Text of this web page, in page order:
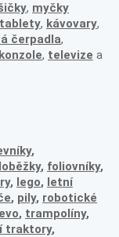
, myčky
tablety, kávovary,
čerpadla,
, televize a
,
, foliovníky,
, lego, letní
, pily, robotické
, trampolíny,
traktory,